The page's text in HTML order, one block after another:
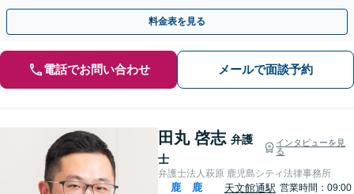
料金表を見る
電話でお問い合わせ メールで面談予約
田丸 啓志 弁護
士
インタビューを見
る
弁護士法人萩原 鹿児島シティ法律事務所
鹿
鹿
天文館通駅 営業時間：09:00